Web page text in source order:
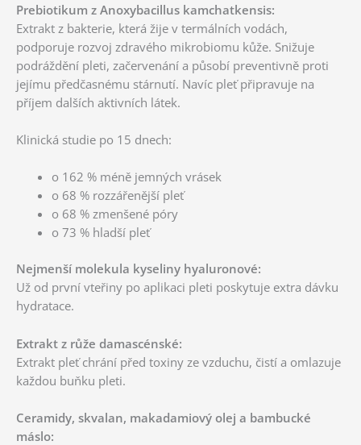
Prebiotikum z Anoxybacillus kamchatkensis:
Extrakt z bakterie, která žije v termálních vodách,
podporuje rozvoj zdravého mikrobiomu kůže. Snižuje
podráždění pleti, začervenání a působí preventivně proti
jejímu předčasnému stárnutí. Navíc pleť připravuje na
příjem dalších aktivních látek.
Klinická studie po 15 dnech:
o 162 % méně jemných vrásek
o 68 % rozzářenější pleť
o 68 % zmenšené póry
o 73 % hladší pleť
Nejmenší molekula kyseliny hyaluronové:
Už od první vteřiny po aplikaci pleti poskytuje extra dávku
hydratace.
Extrakt z růže damascénské:
Extrakt pleť chrání před toxiny ze vzduchu, čistí a omlazuje
každou buňku pleti.
Ceramidy, skvalan, makadamiový olej a bambucké
máslo: